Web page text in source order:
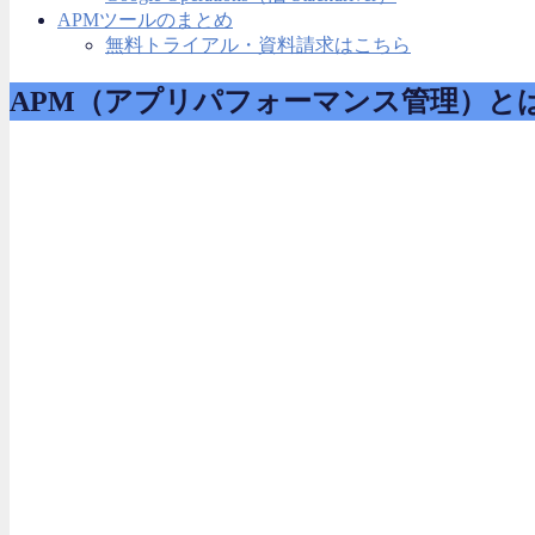
APMツールのまとめ
無料トライアル・資料請求はこちら
APM（アプリパフォーマンス管理）と